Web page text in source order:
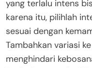
yang terlalu intens
karena itu, pilihlah
sesuai dengan
Tambahkan variasi
menghindari